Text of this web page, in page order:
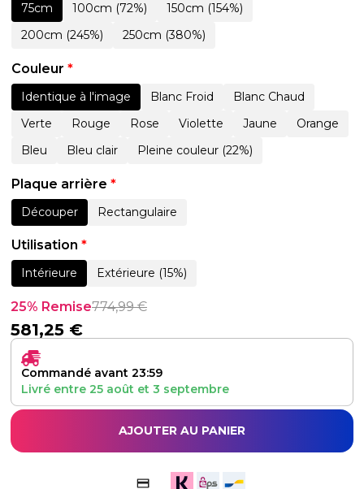
75cm 100cm (72%)
150cm (154%)
200cm (245%)
250cm (380%)
Couleur *
Identique à l'image Blanc Froid
Blanc Chaud
Verte
Rouge Rose Violette Jaune
Orange
Bleu
Bleu clair Pleine couleur (22%)
Plaque arrière *
Découper Rectangulaire
Utilisation *
Intérieure Extérieure (15%)
25% Remise774,99€
581,25 €
Commandé avant 23:59
Livré entre 25 août et 3 septembre
AJOUTER AU PANIER